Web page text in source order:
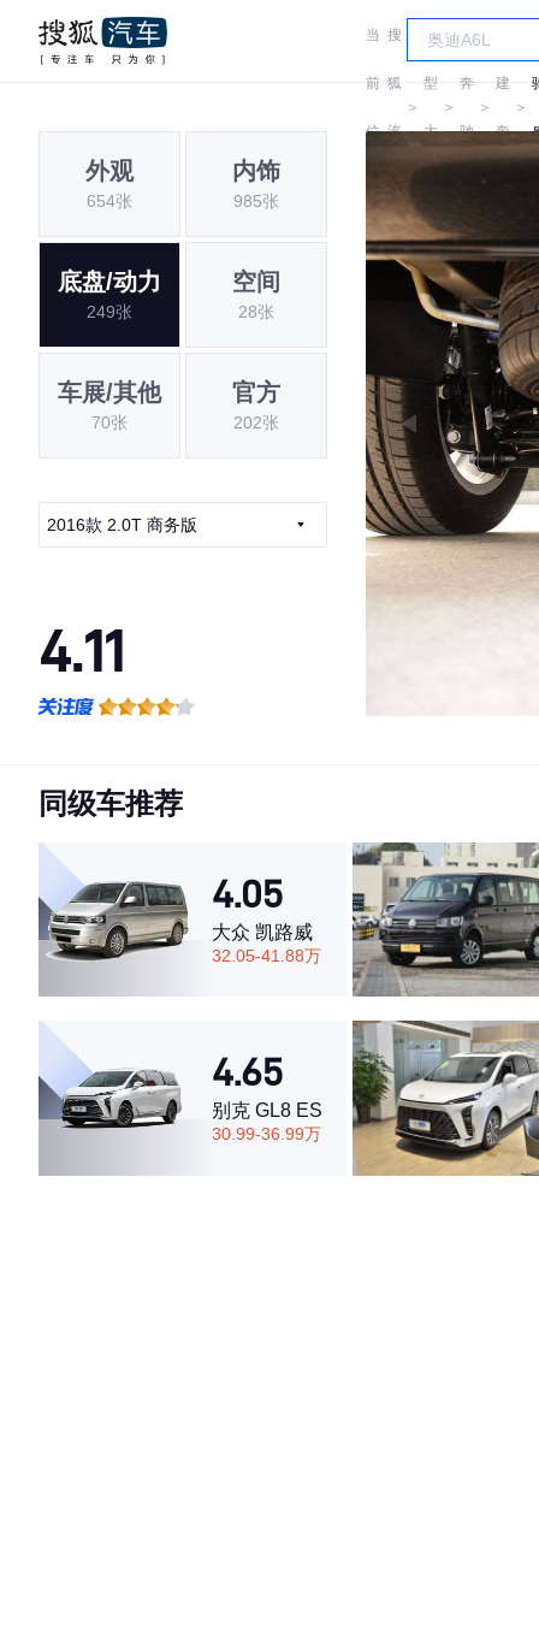
当
前
位
搜
狐
汽
＞
车
型
大
＞
奔
驰
＞
建
奔
＞
外观
654张
内饰
985张
底盘/动力
249张
空间
28张
车展/其他
70张
官方
202张
2016款 2.0T 商务版
4.11
·空间表现较为优秀，优于88%同级车
同级车推荐
4.05
大众 凯路威
32.05-41.88万
4.65
别克 GL8 ES
30.99-36.99万